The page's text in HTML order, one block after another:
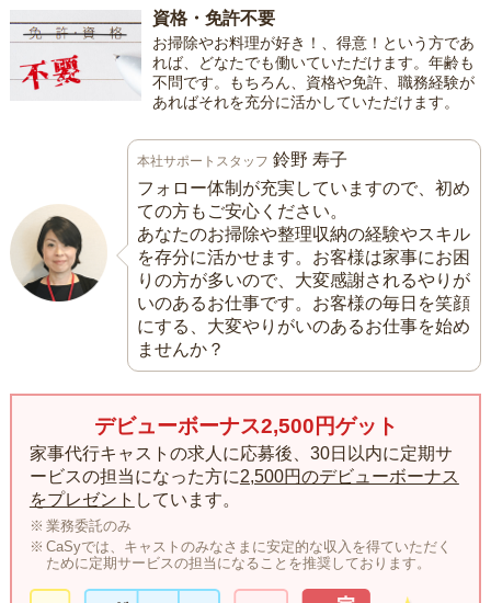
資格・免許不要
お掃除やお料理が好き！、得意！という方であ
れば、どなたでも働いていただけます。年齢も
不問です。もちろん、資格や免許、職務経験が
あればそれを充分に活かしていただけます。
本社サポートスタッフ 鈴野 寿子
フォロー体制が充実していますので、初め
ての方もご安心ください。
あなたのお掃除や整理収納の経験やスキル
を存分に活かせます。お客様は家事にお困
りの方が多いので、大変感謝されるやりが
いのあるお仕事です。お客様の毎日を笑顔
にする、大変やりがいのあるお仕事を始め
ませんか？
デビューボーナス2,500円ゲット
家事代行キャストの求人に応募後、30日以内に定期サ
ービスの担当になった方に2,500円のデビューボーナス
をプレゼント しています。
業務委託のみ
CaSyでは、キャストのみなさまに安定的な収入を得ていただく
ために定期サービスの担当になることを推奨しております。